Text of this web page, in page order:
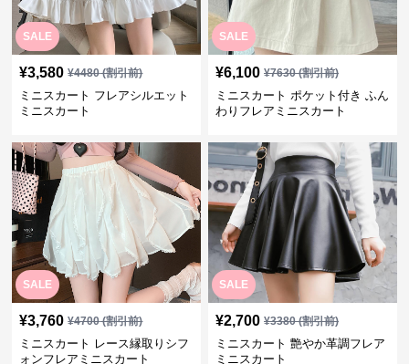
SALE
¥3,580 ¥4480(割引前)
ミニスカート フレアシルエット
ミニスカート
SALE
¥6,100 ¥7630(割引前)
ミニスカート ポケット付き ふん
わりフレアミニスカート
SALE
¥3,760 ¥4700(割引前)
ミニスカート レース縁取りシフ
ォンフレアミニスカート
SALE
¥2,700 ¥3380(割引前)
ミニスカート 艶やか革調フレア
ミニスカート